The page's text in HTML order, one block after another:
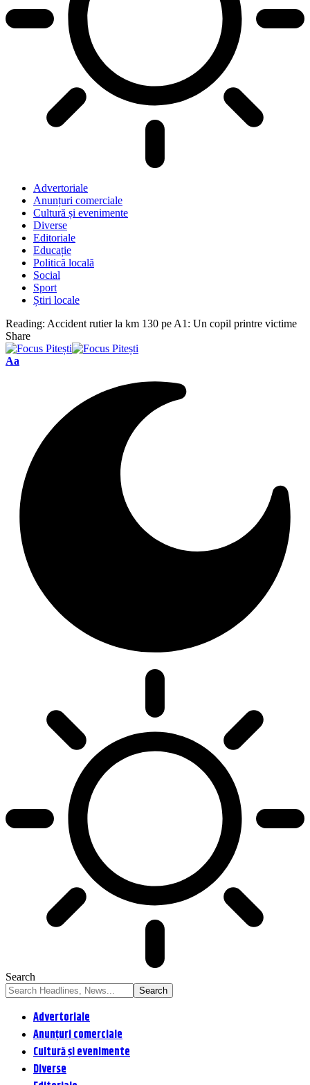
Advertoriale
Anunțuri comerciale
Cultură și evenimente
Diverse
Editoriale
Educație
Politică locală
Social
Sport
Știri locale
Reading: Accident rutier la km 130 pe A1: Un copil printre victime
Share
Font
Aa
Search
Advertoriale
Anunțuri comerciale
Cultură și evenimente
Diverse